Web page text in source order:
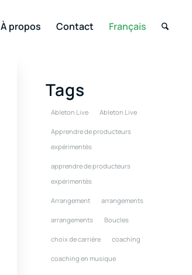
À propos Contact Français
Tags
Ableton Live Ableton Live
Apprendre de producteurs
expérimentés
apprendre de producteurs
expérimentés
Arrangement arrangements
arrangements Boucles
choix de carrière coaching
coaching en musique